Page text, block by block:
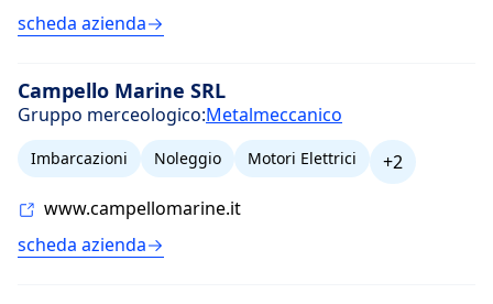
scheda azienda
Campello Marine SRL
Gruppo merceologico:Metalmeccanico
Imbarcazioni Noleggio Motori Elettrici
+2
www.campellomarine.it
scheda azienda